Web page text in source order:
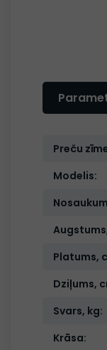
Preču
Modelis:
Platums,
Dziļums,
Svars, kg:
Krāsa: